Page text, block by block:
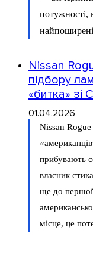
потужності,
Nissan
підбору
«битка» зі
01.04.2026
Nissan
прибувають
власник
ще до першої
місце, це